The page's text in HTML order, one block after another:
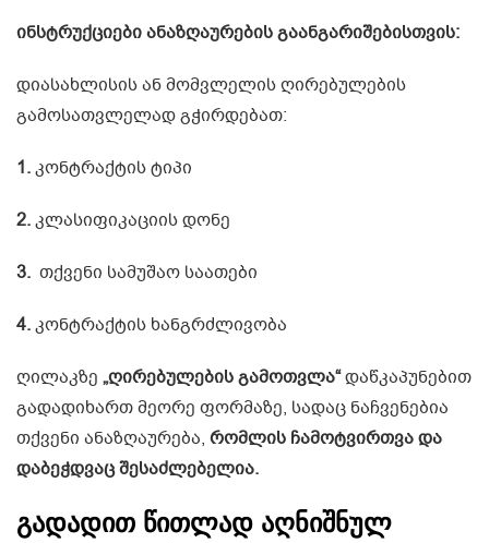
ინსტრუქციები ანაზღაურების გაანგარიშებისთვის:
დიასახლისის ან მომვლელის ღირებულების
გამოსათვლელად გჭირდებათ:
1.კონტრაქტის ტიპი
2.კლასიფიკაციისდონე
3. თქვენი სამუშაო საათები
4.კონტრაქტის ხანგრძლივობა
ღილაკზე „ღირებულების გამოთვლა“დაწკაპუნებით
გადადიხართ მეორე ფორმაზე, სადაც ნაჩვენებია
თქვენი ანაზღაურება, რომლის ჩამოტვირთვა და
დაბეჭდვაც შესაძლებელია.
გადადით წითლად აღნიშნულ